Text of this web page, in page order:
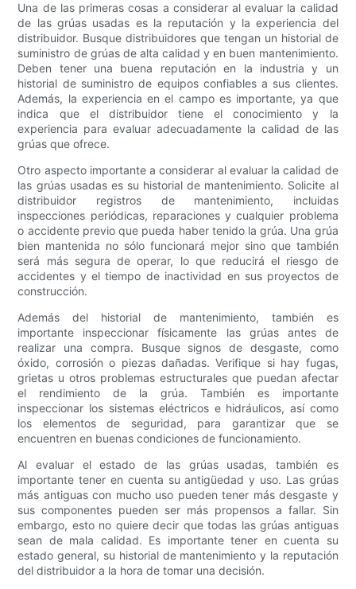
Una de las primeras cosas a considerar al evaluar la calidad
de las grúas usadas es la reputación y la experiencia del
distribuidor. Busque distribuidores que tengan un historial de
suministro de grúas de alta calidad y en buen mantenimiento.
Deben tener una buena reputación en la industria y un
historial de suministro de equipos confiables a sus clientes.
Además, la experiencia en el campo es importante, ya que
indica que el distribuidor tiene el conocimiento y la
experiencia para evaluar adecuadamente la calidad de las
grúas que ofrece.
Otro aspecto importante a considerar al evaluar la calidad de
las grúas usadas es su historial de mantenimiento. Solicite al
distribuidor registros de mantenimiento, incluidas
inspecciones periódicas, reparaciones y cualquier problema
o accidente previo que pueda haber tenido la grúa. Una grúa
bien mantenida no sólo funcionará mejor sino que también
será más segura de operar, lo que reducirá el riesgo de
accidentes y el tiempo de inactividad en sus proyectos de
construcción.
Además del historial de mantenimiento, también es
importante inspeccionar físicamente las grúas antes de
realizar una compra. Busque signos de desgaste, como
óxido, corrosión o piezas dañadas. Verifique si hay fugas,
grietas u otros problemas estructurales que puedan afectar
el rendimiento de la grúa. También es importante
inspeccionar los sistemas eléctricos e hidráulicos, así como
los elementos de seguridad, para garantizar que se
encuentren en buenas condiciones de funcionamiento.
Al evaluar el estado de las grúas usadas, también es
importante tener en cuenta su antigüedad y uso. Las grúas
más antiguas con mucho uso pueden tener más desgaste y
sus componentes pueden ser más propensos a fallar. Sin
embargo, esto no quiere decir que todas las grúas antiguas
sean de mala calidad. Es importante tener en cuenta su
estado general, su historial de mantenimiento y la reputación
del distribuidor a la hora de tomar una decisión.